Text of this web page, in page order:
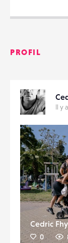
PROFIL
Il y
Cedric Fhy
0